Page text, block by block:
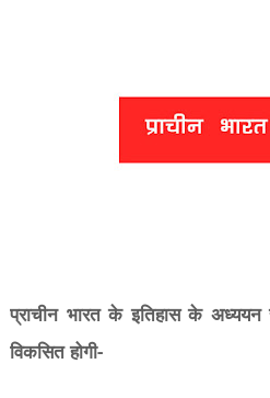
प्राचीन भारत के इतिहास के
विकसित होगी-